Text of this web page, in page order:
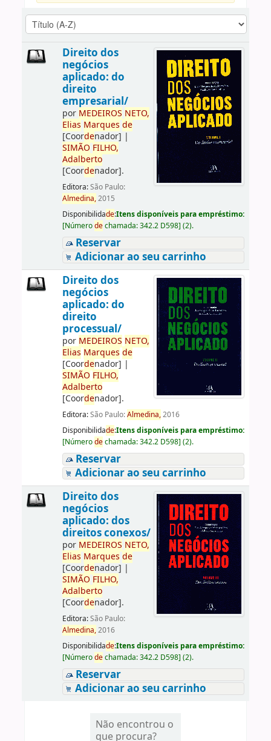
Direito dos
negócios
aplicado: do
direito
empresarial/
por MEDEIROS NETO,
Elias Marques de
[Coordenador] |
SIMÃO FILHO,
Adalberto
[Coordenador].
Editora:São Paulo:
Almedina,2015
Disponibilidade:Itens disponíveis para empréstimo:
[Númerodechamada:342.2 D598] (2).
Reservar
Adicionar ao seu carrinho
Direito dos
negócios
aplicado: do
direito
processual/
por MEDEIROS NETO,
Elias Marques de
[Coordenador] |
SIMÃO FILHO,
Adalberto
[Coordenador].
Editora:São Paulo:Almedina,2016
Disponibilidade:Itens disponíveis para empréstimo:
[Númerodechamada:342.2 D598] (2).
Reservar
Adicionar ao seu carrinho
Direito dos
negócios
aplicado: dos
direitos conexos/
por MEDEIROS NETO,
Elias Marques de
[Coordenador] |
SIMÃO FILHO,
Adalberto
[Coordenador].
Editora:São Paulo:
Almedina,2016
Disponibilidade:Itens disponíveis para empréstimo:
[Númerodechamada:342.2 D598] (2).
Reservar
Adicionar ao seu carrinho
Não encontrou o
que procura?